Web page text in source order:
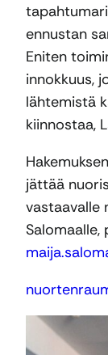
ennustan
Eniten
innokkuus,
lähtemistä
kiinnostaa,
jättää
vastaavalle